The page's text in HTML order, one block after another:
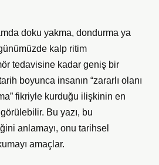
doku yakma, dondurma ya
kalp ritim
tedavisine kadar geniş bir
boyunca insanın “zararlı olanı
fikriyle kurduğu ilişkinin en
Bu yazı, bu
anlamayı, onu tarihsel
amaçlar.